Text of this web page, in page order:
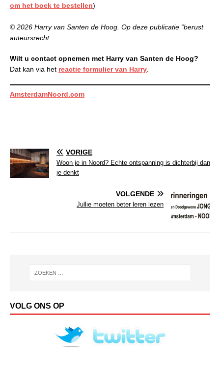
om het boek te bestellen)
© 2026 Harry van Santen de Hoog. Op deze publicatie “berust
auteursrecht.
Wilt u contact opnemen met Harry van Santen de Hoog?
Dat kan via het reactie formulier van Harry
AmsterdamNoord.com
VORIGE
Woon je in Noord? Echte ontspanning is dichterbij dan
je denkt
VOLGENDE
Jullie moeten beter leren lezen
VOLG ONS OP